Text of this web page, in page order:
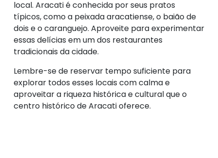
local. Aracati é conhecida por seus pratos
típicos, como a peixada aracatiense, o baião de
dois e o caranguejo. Aproveite para experimentar
essas delícias em um dos restaurantes
tradicionais da cidade.
Lembre-se de reservar tempo suficiente para
explorar todos esses locais com calma e
aproveitar a riqueza histórica e cultural que o
centro histórico de Aracati oferece.